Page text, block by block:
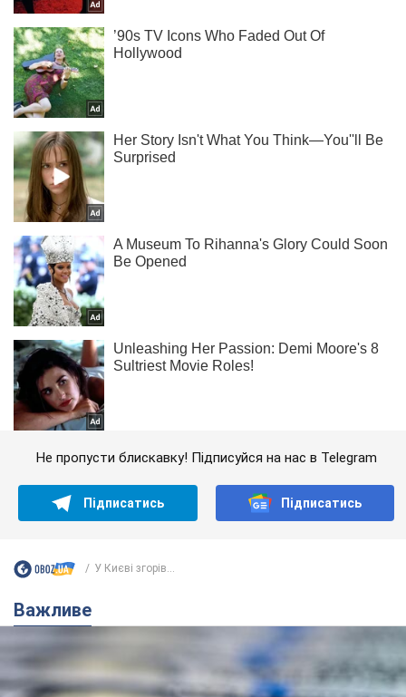
Не пропусти блискавку! Підписуйся на нас в Telegram
Підписатись Підписатись
У Києві згорів...
Важливе